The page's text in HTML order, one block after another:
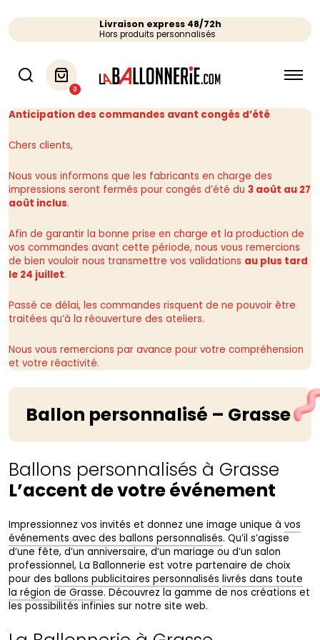
Livraison express 48/72h
Hors produits personnalisés
0
Anticipation des commandes avant congés d’été
Chers clients,
Nous vous informons que les fabricants en charge des
impressions seront fermés pour congés d’été du 3 août au 27
août inclus.
Afin de garantir la bonne prise en charge et la production de
vos commandes avant cette période, nous vous remercions
de bien vouloir nous transmettre vos validations au plus tard
le 24 juillet.
Passé ce délai, les commandes risquent de ne pouvoir être
traitées qu’à la réouverture des ateliers.
Nous vous remercions par avance pour votre compréhension
et votre réactivité.
Ballon personnalisé – Grasse
Ballons personnalisés à Grasse
L’accent de votre événement
Impressionnez vos invités et donnez une image unique à vos
événements avec des ballons personnalisés. Qu’il s’agisse
d’une fête, d’un anniversaire, d’un mariage ou d’un salon
professionnel, La Ballonnerie est votre partenaire de choix
pour des ballons publicitaires personnalisés livrés dans toute
la région de Grasse. Découvrez la gamme de nos créations et
les possibilités infinies sur notre site web.